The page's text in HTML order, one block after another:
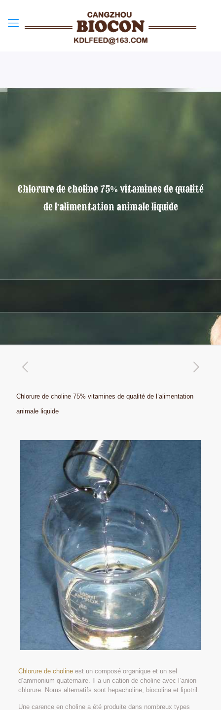
Chlorure de choline 75% vitamines de qualité
de l’alimentation animale liquide
Chlorure de choline 75% vitamines de qualité de l’alimentation
animale liquide
Chlorure de cholineest un composé organique et un sel
d’ammonium quaternaire. Il a un cation de choline avec l’anion
chlorure. Noms alternatifs sont hepacholine, biocolina et lipotril.
Une carence en choline a été produite dans nombreux types